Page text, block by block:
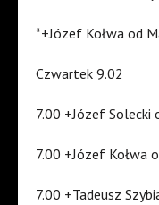
*+Józef Kołwa od
Czwartek 9.02
7.00 +Józef Solecki
7.00 +Józef Kołwa
7.00 +Tadeusz